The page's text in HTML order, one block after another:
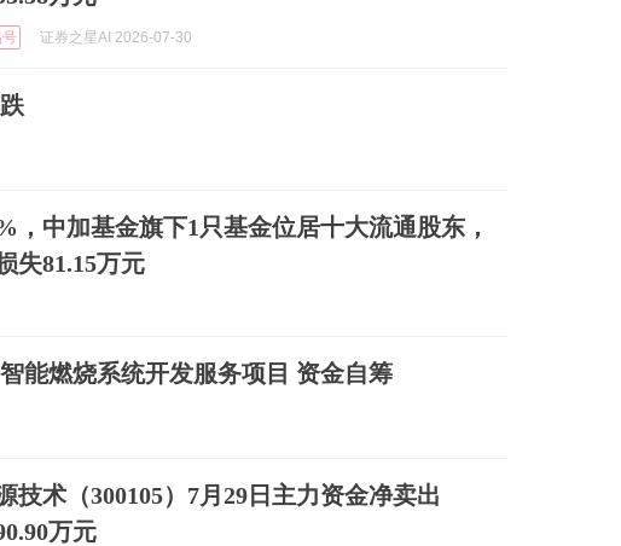
号 证券之星AI 2026-07-30
，中加基金旗下1只基金位居十大流通股东，
失81.15万元
能燃烧系统开发服务项目 资金自筹
技术（300105）7月29日主力资金净卖出
万元